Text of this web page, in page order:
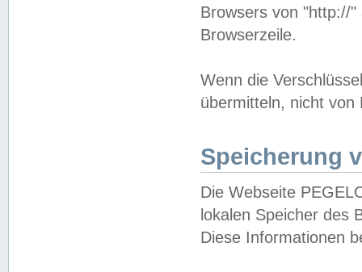
Browsers von "http://
Browserzeile.
Wenn die
übermitteln, nicht von
Speicherung
Die Webseite
lokalen Speicher des
Diese Informationen